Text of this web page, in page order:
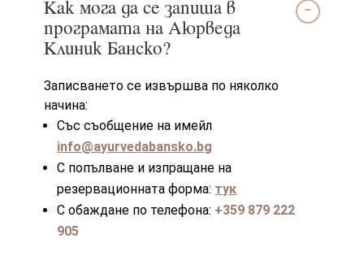
Как мога да се запиша в
програмата на Аюрведа
Клиник Банско?
Записването се извършва по няколко
начина:
Със съобщение на имейл
info@ayurvedabansko.bg
С попълване и изпращане на
резервационната форма: тук
С обаждане по телефона: +359 879 222
905